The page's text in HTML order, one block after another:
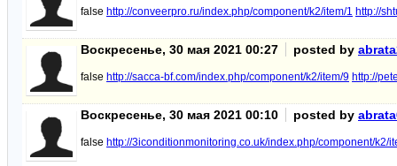
false http://conveerpro.ru/index.php/component/k2/item/1 http://
Воскресенье, 30 мая 2021 00:27 posted by
false http://sacca-bf.com/index.php/component/k2/item/9 http://
Воскресенье, 30 мая 2021 00:10 posted by
false http://3iconditionmonitoring.co.uk/index.php/component/k2/